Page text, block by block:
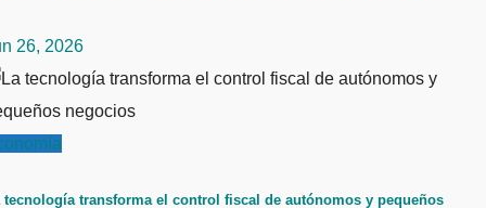
26, 2026
tecnología transforma el control fiscal de autónomos y pequeños